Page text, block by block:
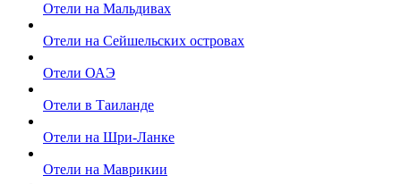
Отели на Мальдивах
Отели на Сейшельских островах
Отели ОАЭ
Отели в Таиланде
Отели на Шри-Ланке
Отели на Маврикии